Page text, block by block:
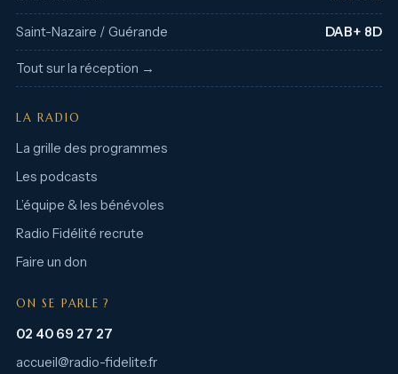
Saint-Nazaire / Guérande DAB+ 8D
Tout sur la réception →
LA RADIO
La grille des programmes
Les podcasts
L’équipe & les bénévoles
Radio Fidélité recrute
Faire un don
ON SE PARLE ?
02 40 69 27 27
accueil@radio-fidelite.fr